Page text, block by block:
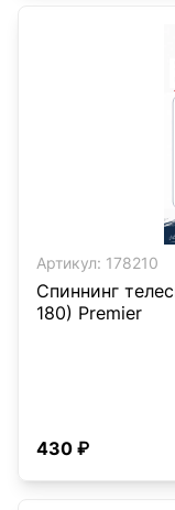
Артикул: 178210
Спиннинг
180) Premier
430 ₽